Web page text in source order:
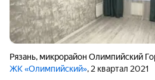
Рязань, микрорайон Олимпийский
ЖК «Олимпийский», 2 квартал 2021